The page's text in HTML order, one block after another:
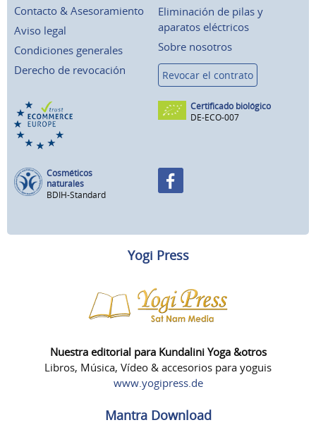
Contacto & Asesoramiento
Aviso legal
Condiciones generales
Derecho de revocación
Eliminación de pilas y
aparatos eléctricos
Sobre nosotros
Revocar el contrato
Certificado biológico
DE-ECO-007
Cosméticos
naturales
BDIH-Standard
Yogi Press
Nuestra editorial para Kundalini Yoga &otros
Libros, Música, Vídeo & accesorios para yoguis
www.yogipress.de
Mantra Download